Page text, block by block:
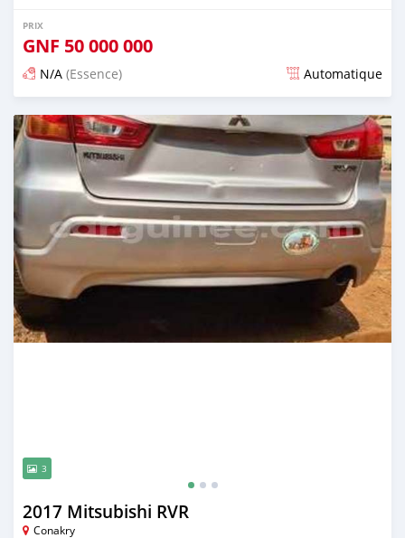
PRIX
GNF 50 000 000
N/A (Essence) Automatique
Publié il y a environ un an
3
2017 Mitsubishi RVR
Conakry